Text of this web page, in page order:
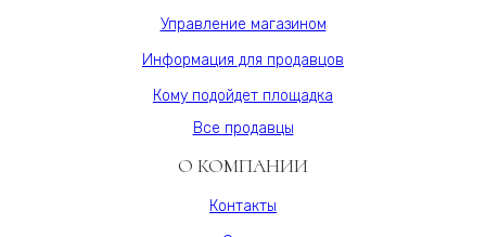
Управление магазином
Информация для продавцов
Кому подойдет площадка
Все продавцы
О КОМПАНИИ
Контакты